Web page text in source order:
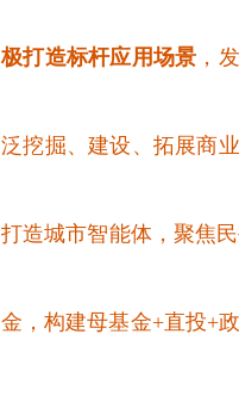
极打造标杆应用场景 ，
泛挖掘、建设、拓展商
打造城市智能体，聚焦
金，构建母基金+直投+